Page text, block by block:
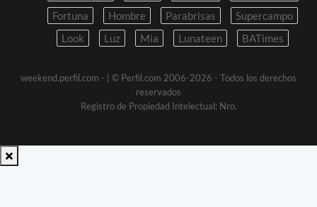
Fortuna
Hombre Parabrisas
Supercampo
Look
Luz Mia Lunateen BATimes
weekend.perfil.com -
| © Perfil.com 2006-2026 - Todos los derechos
reservados
Registro de Propiedad Intelectual: Nro.